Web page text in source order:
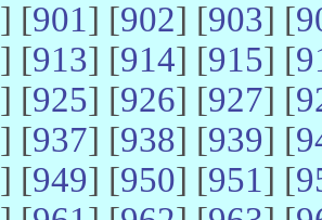
] [901] [902] [903] [
] [913] [914] [915] [
] [925] [926] [927] [
] [937] [938] [939] [
] [949] [950] [951] [